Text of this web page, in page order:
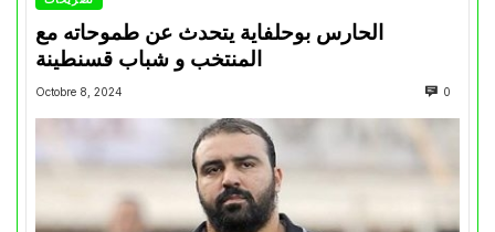
الحارس بوحلفاية يتحدث عن طموحاته مع
المنتخب و شباب قسنطينة
Octobre 8, 2024 0